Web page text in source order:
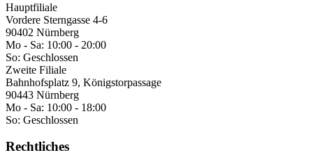
Hauptfiliale
Vordere Sterngasse 4-6
90402 Nürnberg
Mo - Sa: 10:00 - 20:00
So: Geschlossen
Zweite Filiale
Bahnhofsplatz 9, Königstorpassage
90443 Nürnberg
Mo - Sa: 10:00 - 18:00
So: Geschlossen
Rechtliches